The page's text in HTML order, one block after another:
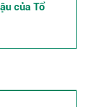
của Tổ